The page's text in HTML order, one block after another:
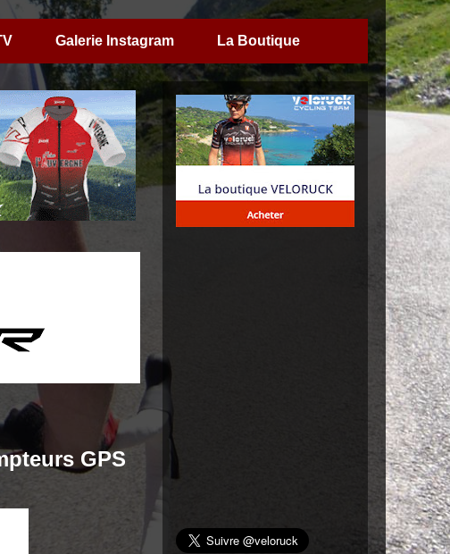
Galerie Instagram La Boutique
GPS